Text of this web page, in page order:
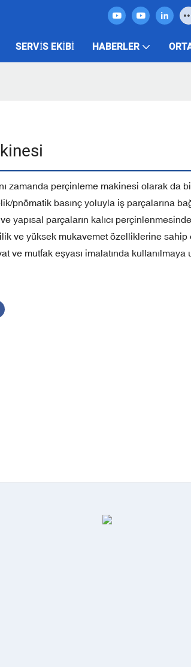
SERVIS EKIBI HABERLER
zamanda perçinleme makinesi olarak da
pnömatik basınç yoluyla iş parçalarına
yapısal parçaların kalıcı
ve yüksek mukavemet özelliklerine sahip
ve mutfak eşyası imalatında kullanılmaya